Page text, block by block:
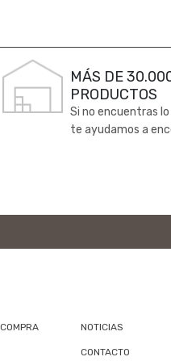
MÁS DE
PRODUCTOS
Si no encuentras
te ayudamos a
NOTICIAS
CONTACTO